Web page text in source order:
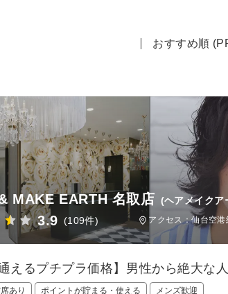
おすすめ順
MAKE EARTH 名取店 (ヘアメイクア
3.9 (109件) アクセス：仙台空
通えるプチプラ価格】男性から絶大
あり ポイントが貯まる・使える メンズ歓迎